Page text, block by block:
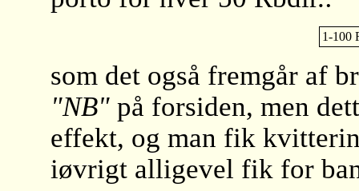
1-100
som det også fremgår af
"NB"på forsiden, men
effekt, og man fik
iøvrigt alligevel fik for